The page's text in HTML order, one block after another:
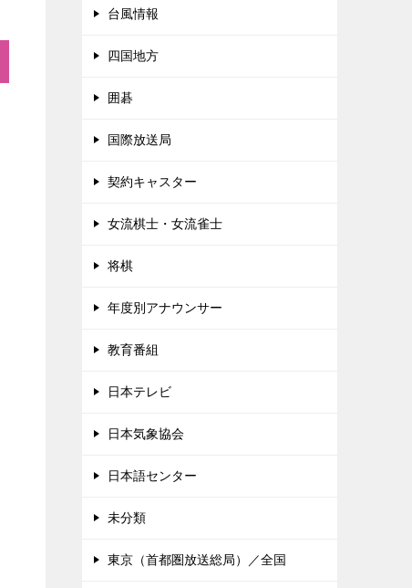
台風情報
四国地方
囲碁
国際放送局
契約キャスター
女流棋士・女流雀士
将棋
年度別アナウンサー
教育番組
日本テレビ
日本気象協会
日本語センター
未分類
東京（首都圏放送総局）／全国